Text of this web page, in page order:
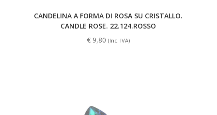
CANDELINA A FORMA DI ROSA SU CRISTALLO.
CANDLE ROSE. 22.124.ROSSO
€ 9,80 (Inc. IVA)